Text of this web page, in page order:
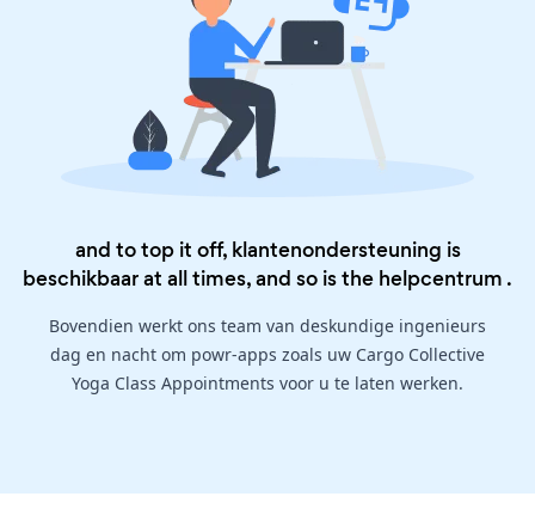
and to top it off, klantenondersteuning is
beschikbaar at all times, and so is the helpcentrum .
Bovendien werkt ons team van deskundige ingenieurs
dag en nacht om powr-apps zoals uw Cargo Collective
Yoga Class Appointments voor u te laten werken.